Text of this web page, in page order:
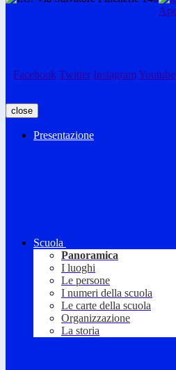
Facebook Twitter Instagram Youtube
close
Presentazione
Scuola
Panoramica
I luoghi
Le persone
I numeri della scuola
Le carte della scuola
Organizzazione
La storia